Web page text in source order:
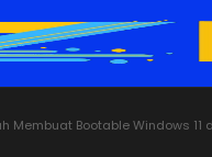
Membuat Bootable Windows 11